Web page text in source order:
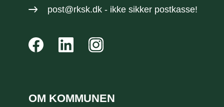
post@rksk.dk- ikke sikker postkasse!
OM KOMMUNEN